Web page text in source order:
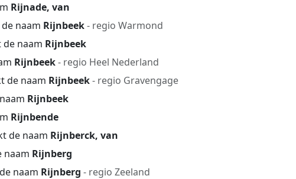
Rijnade, van
naam Rijnbeek- regio Warmond
naam Rijnbeek
Rijnbeek- regio Heel Nederland
de naam Rijnbeek- regio Gravengage
Rijnbeek
Rijnbende
de naam Rijnberck, van
naam Rijnberg
naam Rijnberg - regio Zeeland